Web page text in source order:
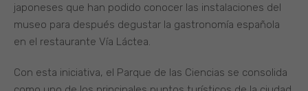
japoneses que han podido conocer las instalaciones del
museo para después degustar la gastronomía española
en el restaurante Vía Láctea.
Con esta iniciativa, el Parque de las Ciencias se consolida